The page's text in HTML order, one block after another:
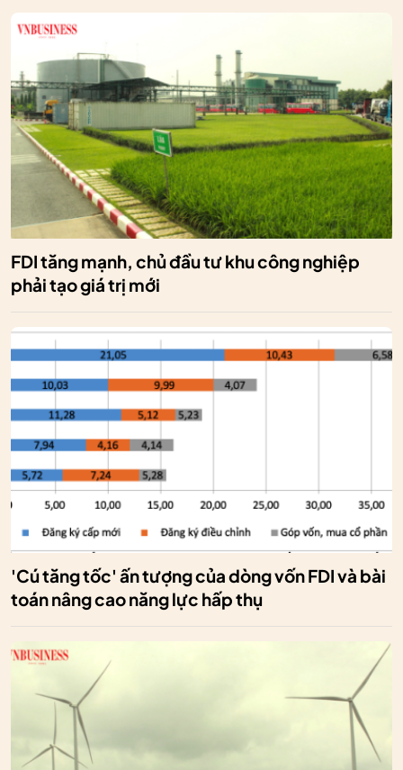
FDI tăng mạnh, chủ đầu tư khu công nghiệp
phải tạo giá trị mới
'Cú tăng tốc' ấn tượng của dòng vốn FDI và bài
toán nâng cao năng lực hấp thụ